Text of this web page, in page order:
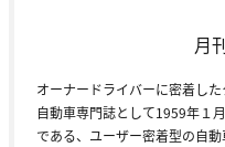
月
オーナードライバーに密着し
自動車専門誌として1959年１
である、ユーザー密着型の自